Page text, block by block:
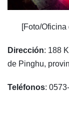
[Foto/
Dirección: 188
de Pinghu,
Teléfonos: